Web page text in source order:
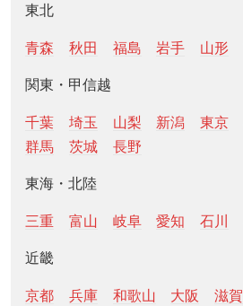
東北
青森 秋田 福島 岩手 山形
関東・甲信越
千葉 埼玉 山梨 新潟 東京
群馬
茨城 長野
東海・北陸
三重 富山 岐阜 愛知 石川
近畿
京都 兵庫 和歌山 大阪 滋賀